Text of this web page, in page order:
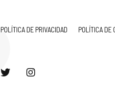
POLÍTICA DE PRIVACIDAD POLÍTICA DE